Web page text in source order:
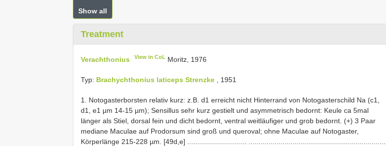
Show all
Treatment
Verachthonius View in CoL Moritz, 1976
Typ: Brachychthonius laticeps Strenzke , 1951
1. Notogasterborsten relativ kurz: z.B. d1 erreicht nicht Hinterrand von Notogasterschild Na (c1,
d1, e1 µm 14-15 µm); Sensillus sehr kurz gestielt und asymmetrisch bedornt: Keule ca 5mal
länger als Stiel, dorsal fein und dicht bedornt, ventral weitläufiger und grob bedornt. (+) 3 Paar
mediane Maculae auf Prodorsum sind groß und queroval; ohne Maculae auf Notogaster,
Körperlänge 215-228 µm. [49d,e] .............................. .......................................................................